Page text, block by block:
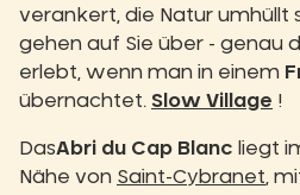
verankert, die Natur umhüllt
gehen auf Sie über - genau
erlebt, wenn man in einem
übernachtet. Slow Village !
DasAbri du Cap Blanc liegt
Nähe von Saint-Cybranet ,